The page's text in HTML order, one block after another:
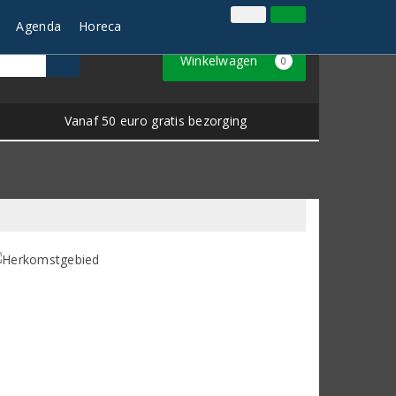
Klantenservice
Winkelwagen 0
Vanaf 50 euro gratis bezorging
Agenda Horeca